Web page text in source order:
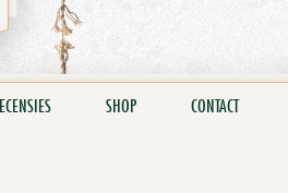
SHOP CONTACT